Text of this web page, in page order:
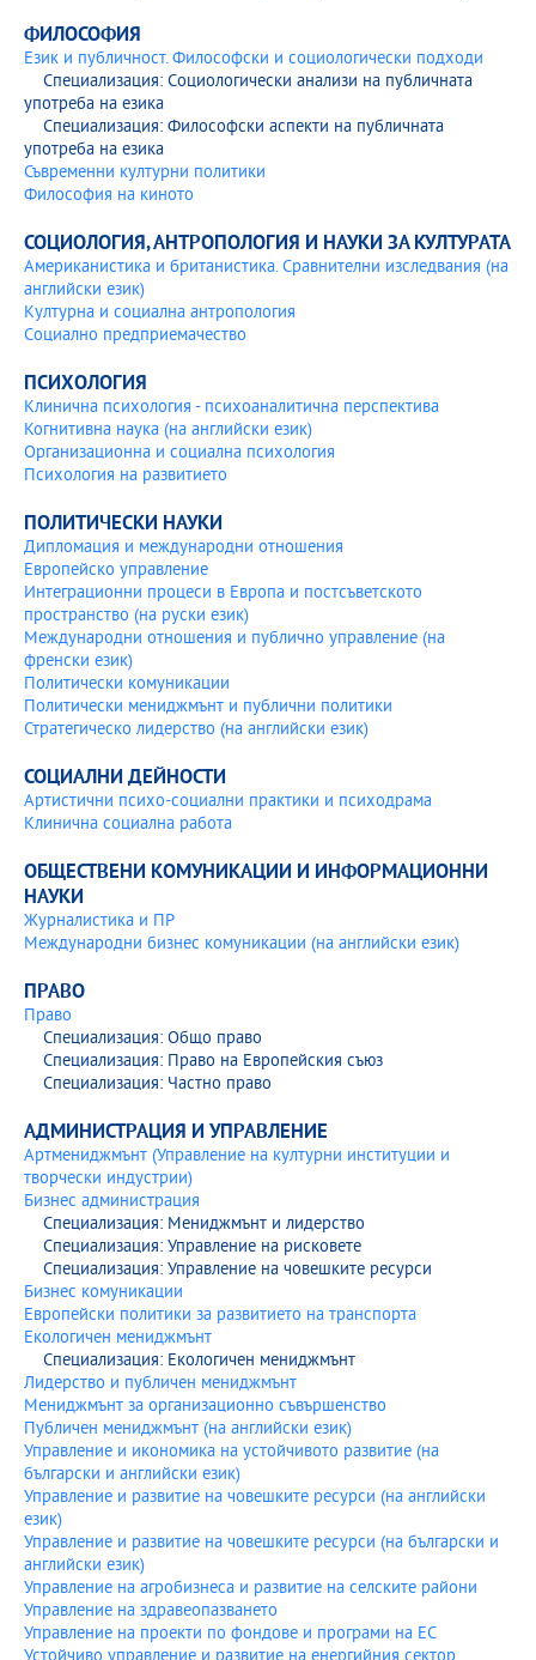
ФИЛОСОФИЯ
Език и публичност. Философски и социологически подходи
Специализация: Социологически анализи на публичната
употреба на езика
Специализация: Философски аспекти на публичната
употреба на езика
Съвременни културни политики
Философия на киното
СОЦИОЛОГИЯ, АНТРОПОЛОГИЯ И НАУКИ ЗА КУЛТУРАТА
Американистика и британистика. Сравнителни изследвания (на
английски език)
Културна и социална антропология
Социално предприемачество
ПСИХОЛОГИЯ
Клинична психология - психоаналитична перспектива
Когнитивна наука (на английски език)
Организационна и социална психология
Психология на развитието
ПОЛИТИЧЕСКИ НАУКИ
Дипломация и международни отношения
Европейско управление
Интеграционни процеси в Европа и постсъветското
пространство (на руски език)
Международни отношения и публично управление (на
френски език)
Политически комуникации
Политически мениджмънт и публични политики
Стратегическо лидерство (на английски език)
СОЦИАЛНИ ДЕЙНОСТИ
Артистични психо-социални практики и психодрама
Клинична социална работа
ОБЩЕСТВЕНИ КОМУНИКАЦИИ И ИНФОРМАЦИОННИ
НАУКИ
Журналистика и ПР
Международни бизнес комуникации (на английски език)
ПРАВО
Право
Специализация: Общо право
Специализация: Право на Европейския съюз
Специализация: Частно право
АДМИНИСТРАЦИЯ И УПРАВЛЕНИЕ
Артмениджмънт (Управление на културни институции и
творчески индустрии)
Бизнес администрация
Специализация: Мениджмънт и лидерство
Специализация: Управление на рисковете
Специализация: Управление на човешките ресурси
Бизнес комуникации
Европейски политики за развитието на транспорта
Екологичен мениджмънт
Специализация: Екологичен мениджмънт
Лидерство и публичен мениджмънт
Мениджмънт за организационно съвършенство
Публичен мениджмънт (на английски език)
Управление и икономика на устойчивото развитие (на
български и английски език)
Управление и развитие на човешките ресурси (на английски
език)
Управление и развитие на човешките ресурси (на български и
английски език)
Управление на агробизнеса и развитие на селските райони
Управление на здравеопазването
Управление на проекти по фондове и програми на ЕС